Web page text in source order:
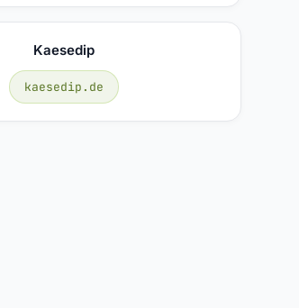
Kaesedip
kaesedip.de